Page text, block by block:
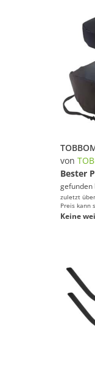
von
Bester
gefunden
zuletzt
Preis kann
Keine